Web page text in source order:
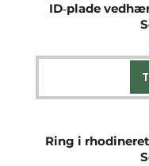
ID‑plade
Ring i